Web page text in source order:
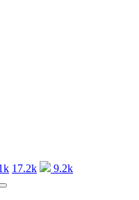
17.2k 9.2k